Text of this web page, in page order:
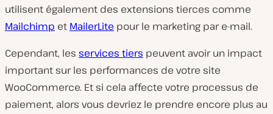
utilisent également des extensions tierces comme
Mailchimp et MailerLite pour le marketing par e-mail.
Cependant, les services tiers peuvent avoir un impact
important sur les performances de votre site
WooCommerce. Et si cela affecte votre processus de
paiement, alors vous devriez le prendre encore plus au